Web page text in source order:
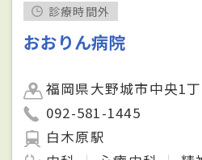
診療時間外
おおりん病院
福岡県大野城市中央1
092-581-1445
白木原駅